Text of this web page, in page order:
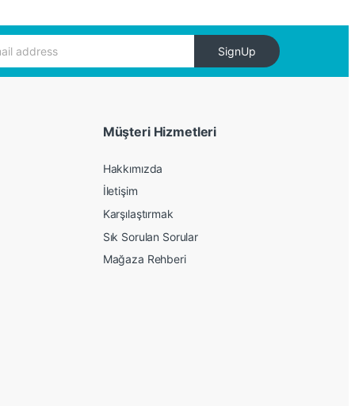
SignUp
Müşteri Hizmetleri
Hakkımızda
İletişim
Karşılaştırmak
Sık Sorulan Sorular
Mağaza Rehberi